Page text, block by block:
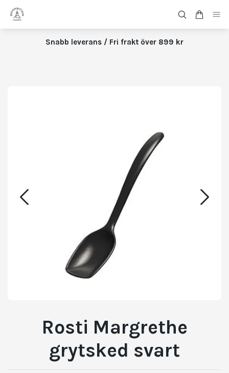
Snabb leverans / Fri frakt över 899 kr
Rosti Margrethe
grytsked svart